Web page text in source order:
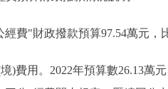
"財政撥款預算97.54萬元，
用。2022年預算數26.13萬元